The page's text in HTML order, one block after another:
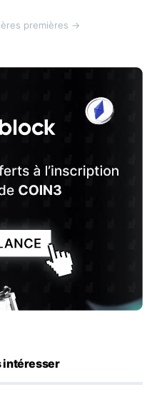
premières →
intéresser